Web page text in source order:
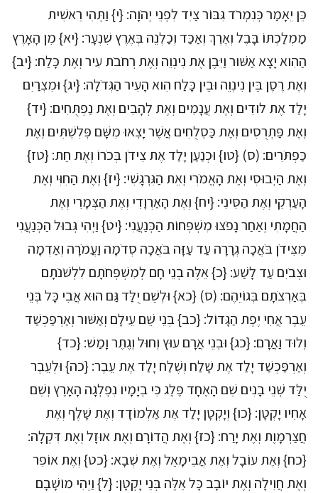
כֵּן יֵאָמַר כְּנִמְרֹד גִּבּוֹר צַיִד לִפְנֵי יְהֹוָה: {י} וַתְּהִי רֵאשִׁית
מַמְלַכְתּוֹ בָּבֶל וְאֶרֶךְ וְאַכַּד וְכַלְנֵה בְּאֶרֶץ שִׁנְעָר: {יא} מִן הָאָרֶץ
הַהִוא יָצָא אַשּׁוּר וַיִּבֶן אֶת נִינְוֵה וְאֶת רְחֹבֹת עִיר וְאֶת כָּלַח: {יב}
וְאֶת רֶסֶן בֵּין נִינְוֵה וּבֵין כָּלַח הִוא הָעִיר הַגְּדֹלָה: {יג} וּמִצְרַיִם
יָלַד אֶת לוּדִים וְאֶת עֲנָמִים וְאֶת לְהָבִים וְאֶת נַפְתֻּחִים: {יד}
וְאֶת פַּתְרֻסִים וְאֶת כַּסְלֻחִים אֲשֶׁר יָצְאוּ מִשָּׁם פְּלִשְׁתִּים וְאֶת
כַּפְתֹּרִים: (ס) {טו} וּכְנַעַן יָלַד אֶת צִידֹן בְּכֹרוֹ וְאֶת חֵת: {טז}
וְאֶת הַיְבוּסִי וְאֶת הָאֱמֹרִי וְאֵת הַגִּרְגָּשִׁי: {יז} וְאֶת הַחִוִּי וְאֶת
הָעַרְקִי וְאֶת הַסִּינִי: {יח} וְאֶת הָאַרְוָדִי וְאֶת הַצְּמָרִי וְאֶת
הַחֲמָתִי וְאַחַר נָפֹצוּ מִשְׁפְּחוֹת הַכְּנַעֲנִי: {יט} וַיְהִי גְּבוּל הַכְּנַעֲנִי
מִצִּידֹן בֹּאֲכָה גְרָרָה עַד עַזָּה בֹּאֲכָה סְדֹמָה וַעֲמֹרָה וְאַדְמָה
וּצְבֹיִם עַד לָשַׁע: {כ} אֵלֶּה בְנֵי חָם לְמִשְׁפְּחֹתָם לִלְשֹׁנֹתָם
בְּאַרְצֹתָם בְּגוֹיֵהֶם: (ס) {כא} וּלְשֵׁם יֻלַּד גַּם הוּא אֲבִי כָּל בְּנֵי
עֵבֶר אֲחִי יֶפֶת הַגָּדוֹל: {כב} בְּנֵי שֵׁם עֵילָם וְאַשּׁוּר וְאַרְפַּכְשַׁד
וְלוּד וַאֲרָם: {כג} וּבְנֵי אֲרָם עוּץ וְחוּל וְגֶתֶר וָמַשׁ: {כד}
וְאַרְפַּכְשַׁד יָלַד אֶת שָׁלַח וְשֶׁלַח יָלַד אֶת עֵבֶר: {כה} וּלְעֵבֶר
יֻלַּד שְׁנֵי בָנִים שֵׁם הָאֶחָד פֶּלֶג כִּי בְיָמָיו נִפְלְגָה הָאָרֶץ וְשֵׁם
אָחִיו יָקְטָן: {כו} וְיָקְטָן יָלַד אֶת אַלְמוֹדָד וְאֶת שָׁלֶף וְאֶת
חֲצַרְמָוֶת וְאֶת יָרַח: {כז} וְאֶת הֲדוֹרָם וְאֶת אוּזָל וְאֶת דִּקְלָה:
{כח} וְאֶת עוֹבָל וְאֶת אֲבִימָאֵל וְאֶת שְׁבָא: {כט} וְאֶת אוֹפִר
וְאֶת חֲוִילָה וְאֶת יוֹבָב כָּל אֵלֶּה בְּנֵי יָקְטָן: {ל} וַיְהִי מוֹשָׁבָם